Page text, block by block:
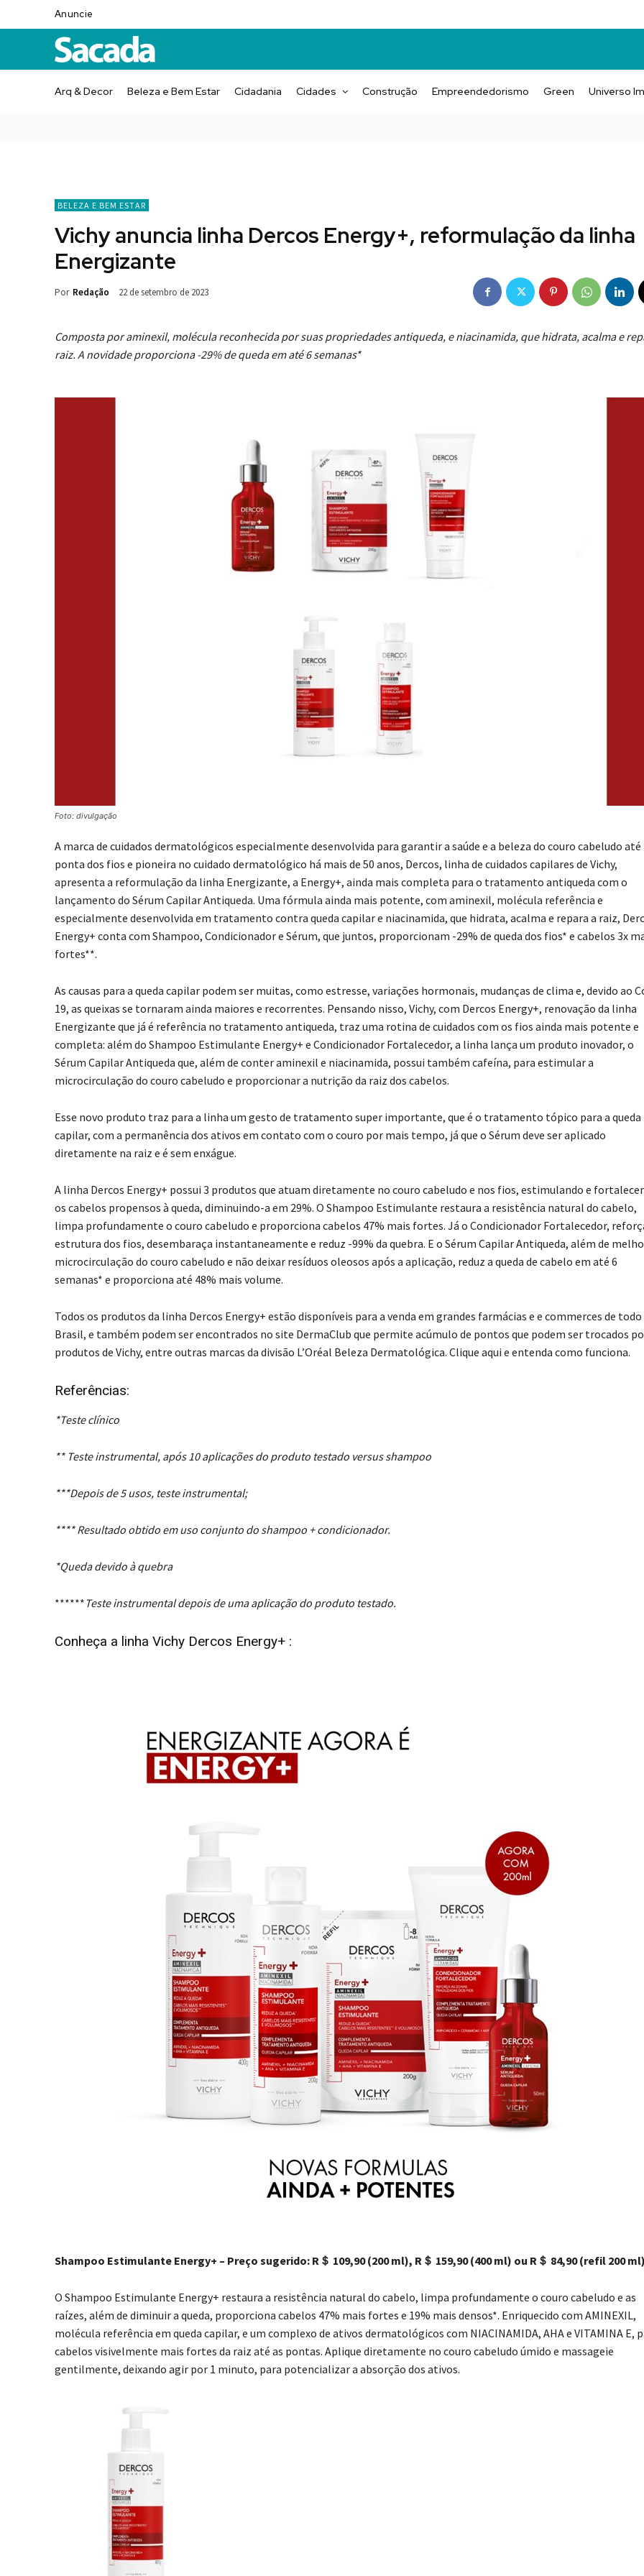
Anuncie
Arq & Decor Beleza e Bem Estar Cidadania Cidades Construção Empreendedorismo Green Universo
BELEZA E BEM ESTAR
Vichy anuncia linha Dercos Energy+, reformulação da linha
Energizante
Por Redação 22 de setembro de 2023
Composta por aminexil, molécula reconhecida por suas propriedades antiqueda, e niacinamida, que hidrata, acalma e
raiz. A novidade proporciona -29% de queda em até 6 semanas*
Foto: divulgação
A marca de cuidados dermatológicos especialmente desenvolvida para garantir a saúde e a beleza do couro cabeludo até
ponta dos fios e pioneira no cuidado dermatológico há mais de 50 anos, Dercos, linha de cuidados capilares de Vichy,
apresenta a reformulação da linha Energizante, a Energy+, ainda mais completa para o tratamento antiqueda com o
lançamento do Sérum Capilar Antiqueda. Uma fórmula ainda mais potente, com aminexil, molécula referência e
especialmente desenvolvida em tratamento contra queda capilar e niacinamida, que hidrata, acalma e repara a raiz,
Energy+ conta com Shampoo, Condicionador e Sérum, que juntos, proporcionam -29% de queda dos fios* e cabelos 3x
fortes**.
As causas para a queda capilar podem ser muitas, como estresse, variações hormonais, mudanças de clima e, devido ao
19, as queixas se tornaram ainda maiores e recorrentes. Pensando nisso, Vichy, com Dercos Energy+, renovação da linha
Energizante que já é referência no tratamento antiqueda, traz uma rotina de cuidados com os fios ainda mais potente e
completa: além do Shampoo Estimulante Energy+ e Condicionador Fortalecedor, a linha lança um produto inovador, o
Sérum Capilar Antiqueda que, além de conter aminexil e niacinamida, possui também cafeína, para estimular a
microcirculação do couro cabeludo e proporcionar a nutrição da raiz dos cabelos.
Esse novo produto traz para a linha um gesto de tratamento super importante, que é o tratamento tópico para a queda
capilar, com a permanência dos ativos em contato com o couro por mais tempo, já que o Sérum deve ser aplicado
diretamente na raiz e é sem enxágue.
A linha Dercos Energy+ possui 3 produtos que atuam diretamente no couro cabeludo e nos fios, estimulando e
os cabelos propensos à queda, diminuindo-a em 29%. O Shampoo Estimulante restaura a resistência natural do cabelo,
limpa profundamente o couro cabeludo e proporciona cabelos 47% mais fortes. Já o Condicionador Fortalecedor,
estrutura dos fios, desembaraça instantaneamente e reduz -99% da quebra. E o Sérum Capilar Antiqueda, além de
microcirculação do couro cabeludo e não deixar resíduos oleosos após a aplicação, reduz a queda de cabelo em até 6
semanas* e proporciona até 48% mais volume.
Todos os produtos da linha Dercos Energy+ estão disponíveis para a venda em grandes farmácias e e commerces de todo
Brasil, e também podem ser encontrados no site DermaClub que permite acúmulo de pontos que podem ser trocados
produtos de Vichy, entre outras marcas da divisão L’Oréal Beleza Dermatológica. Clique aqui e entenda como funciona.
Referências:
*Teste clínico
** Teste instrumental, após 10 aplicações do produto testado versus shampoo
***Depois de 5 usos, teste instrumental;
**** Resultado obtido em uso conjunto do shampoo + condicionador.
*Queda devido à quebra
****** Teste instrumental depois de uma aplicação do produto testado.
Conheça a linha Vichy Dercos Energy+ :
Shampoo Estimulante Energy+ – Preço sugerido: R＄ 109,90 (200 ml), R＄ 159,90 (400 ml) ou R＄ 84,90 (refil 200
O Shampoo Estimulante Energy+ restaura a resistência natural do cabelo, limpa profundamente o couro cabeludo e as
raízes, além de diminuir a queda, proporciona cabelos 47% mais fortes e 19% mais densos*. Enriquecido com AMINEXIL,
molécula referência em queda capilar, e um complexo de ativos dermatológicos com NIACINAMIDA, AHA e VITAMINA E,
cabelos visivelmente mais fortes da raiz até as pontas. Aplique diretamente no couro cabeludo úmido e massageie
gentilmente, deixando agir por 1 minuto, para potencializar a absorção dos ativos.